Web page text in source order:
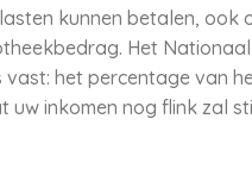
kunnen betalen, ook
Het
het percentage van
uw inkomen nog flink zal